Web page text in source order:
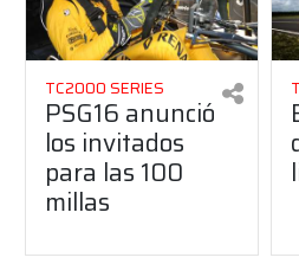
TC2000 SERIES
PSG16 anunció
los invitados
para las 100
millas